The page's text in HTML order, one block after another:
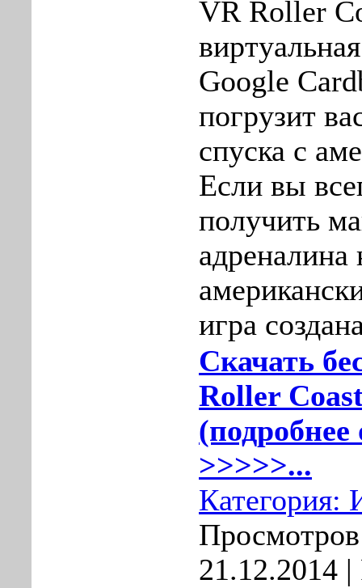
VR Roller
Google
погрузит
спуска с
Если вы
получить
адреналина
игра
Скачать
Roller
(подробнее
>>>>>...
Категория:
21.12.2014 |